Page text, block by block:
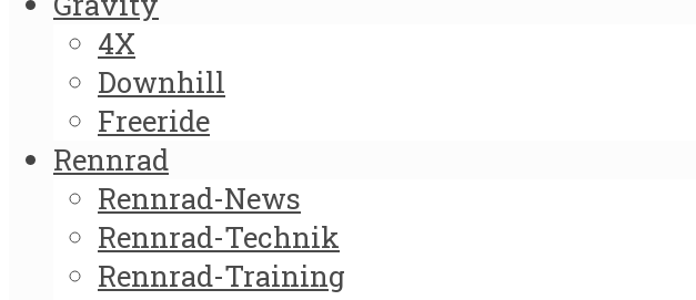
4X
Downhill
Freeride
Rennrad
Rennrad-News
Rennrad-Technik
Rennrad-Training